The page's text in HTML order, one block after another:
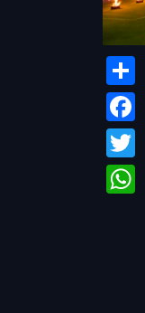
Share
Twitter